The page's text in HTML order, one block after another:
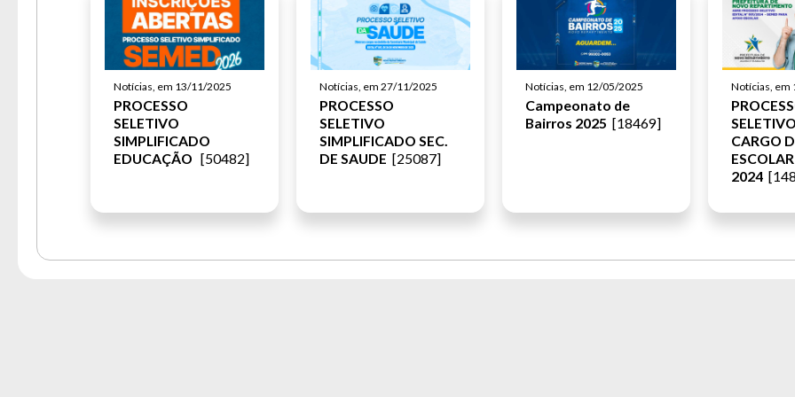
Notícias, em 13/11/2025
PROCESSO
SELETIVO
SIMPLIFICADO
EDUCAÇÃO [50482]
Notícias, em 27/11/2025
PROCESSO
SELETIVO
SIMPLIFICADO SEC.
DE SAUDE [25087]
Notícias, em 12/05/2025
Campeonato de
Bairros 2025 [18469]
Notícias, em
CARGO
ESCOLAR
2024